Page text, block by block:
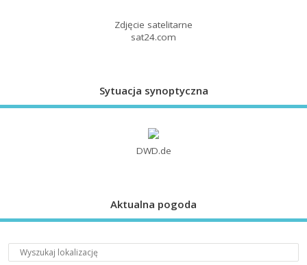
Zdjęcie satelitarne
sat24.com
Sytuacja synoptyczna
DWD.de
Aktualna pogoda